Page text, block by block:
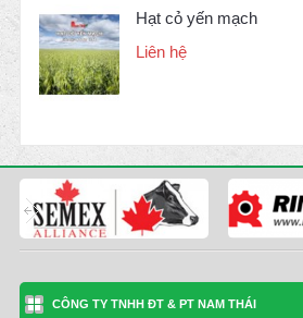
Hạt cỏ yến mạch
Liên hệ
CÔNG TY TNHH ĐT & PT NAM THÁI